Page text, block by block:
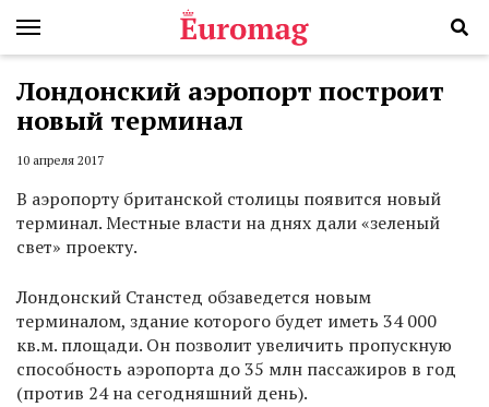
Лондонский аэропорт построит
новый терминал
10 апреля 2017
В аэропорту британской столицы появится новый
терминал. Местные власти на днях дали «зеленый
свет» проекту.
Лондонский Станстед обзаведется новым
терминалом, здание которого будет иметь 34 000
кв.м. площади. Он позволит увеличить пропускную
способность аэропорта до 35 млн пассажиров в год
(против 24 на сегодняшний день).